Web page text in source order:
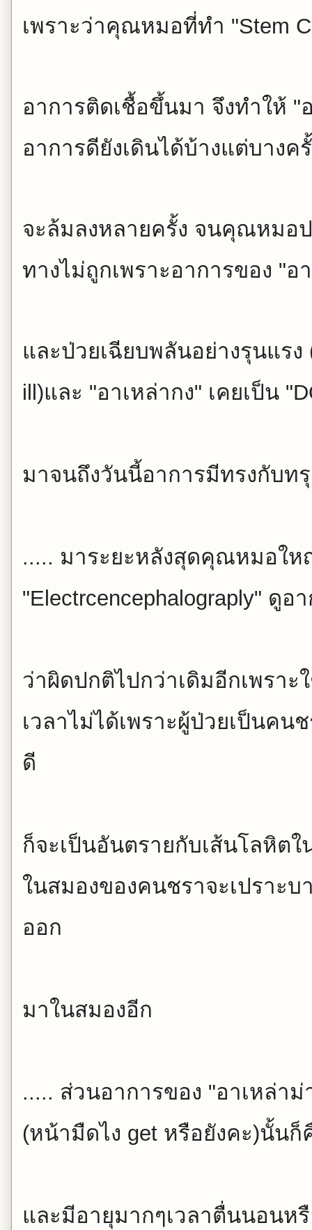
เพราะว่าคุณหมอที่ทำ "Stem
อาการติดเชื้อขึ้นมา จึงทำให้ "
อาการดียังเดินได้บ้างแต่บางค
จะล้มลงหลายครั้ง จนคุณหมอป
ทางไม่ถูกเพราะอาการของ "อ
และป่วยเฉียบพลันอย่างรุนแรง
ill)และ "อาเหล่ากง" เคยเป็น
มาจนถึงวันนี้อาการมีทรงกับทรุ
..... มาระยะหลังสุดคุณหมอให
"Electrcencephalograply" ดูอ
ว่าผิดปกติไปกว่าเดิมอีกเพราะ
เวลาไม่ได้เพราะผู้ป่วยเป็นคน
ดี
ก็จะเป็นอันตรายกับเส้นโลหิตใ
ในสมองของคนชราจะเปราะบ
ออก
มาในสมองอีก
..... ส่วนอาการของ "อาเหล่า
(หน้ามืดไง get หรือยังคะ)นั้น
และมีอายุมากๆเวลาตื่นนอนห